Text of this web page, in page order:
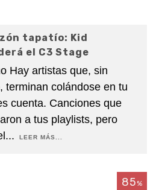
tapatío: Kid
el C3 Stage
Hay artistas que, sin
terminan colándose en tu
cuenta. Canciones que
a tus playlists, pero
... LEER MÁS...
85 %